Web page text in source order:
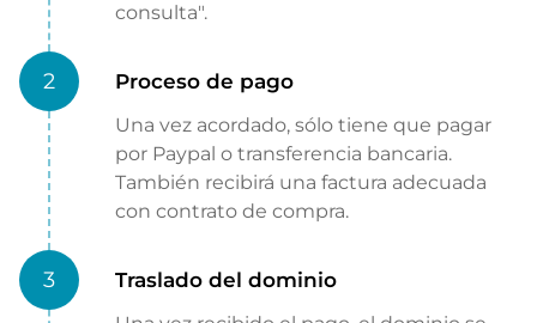
consulta".
2 Proceso de pago
Una vez acordado, sólo tiene que pagar
por Paypal o transferencia bancaria.
También recibirá una factura adecuada
con contrato de compra.
3 Traslado del dominio